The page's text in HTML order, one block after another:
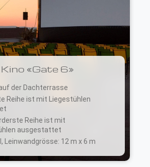
«Gate 6»
der Dachterrasse
Reihe ist mit Liegestühlen
Reihe ist mit
ausgestattet
Leinwandgrösse: 12 m x 6 m